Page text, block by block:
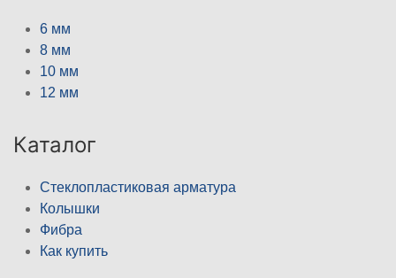
6 мм
8 мм
10 мм
12 мм
Каталог
Стеклопластиковая арматура
Колышки
Фибра
Как купить